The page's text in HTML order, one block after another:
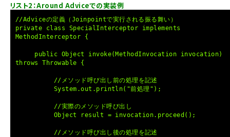
リスト2：Around Adviceでの実装例
//Adviceの定義（Joinpointで実行される振る舞い）
private class SpecialInterceptor implements
MethodInterceptor {
public Object invoke(MethodInvocation invocation)
throws Throwable {
//メソッド呼び出し前の処理を記述
System.out.println("前処理");
//実際のメソッド呼び出し
Object result = invocation.proceed();
//メソッド呼び出し後の処理を記述